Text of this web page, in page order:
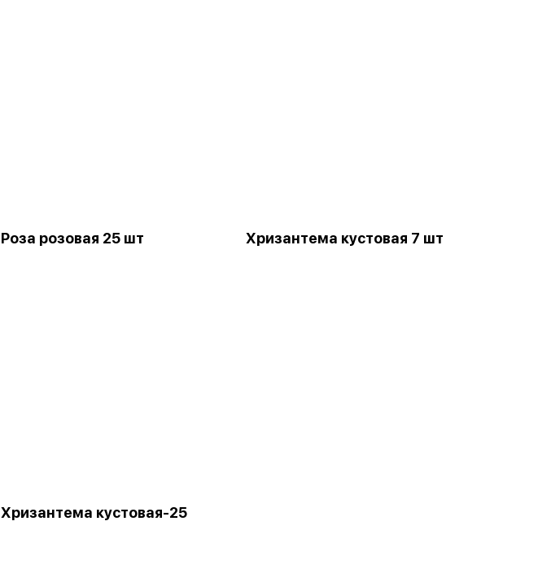
Роза розовая 25 шт Хризантема кустовая 7 шт
Хризантема кустовая-25